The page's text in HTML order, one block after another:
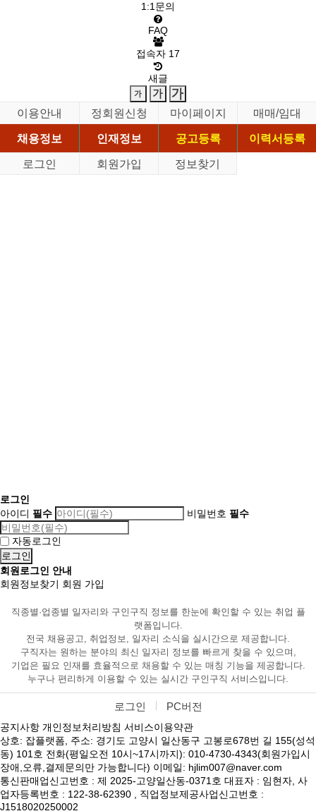
1:1문의
FAQ
접속자 17
새글
이용안내 정회원신청 마이페이지
매매/임대
채용정보
인재정보 공고등록
이력서등록
로그인
회원가입 정보찾기
로그인
아이디 필수 비밀번호 필수
자동로그인
회원로그인 안내
회원정보찾기 회원 가입
직종별·업종별 일자리와 구인구직 정보를 한눈에 확인할 수 있는 취업 플
랫폼입니다.
전국 채용공고, 취업정보, 일자리 소식을 실시간으로 제공합니다.
구직자는 원하는 분야의 최신 일자리 정보를 빠르게 찾을 수 있으며,
기업은 필요 인재를 효율적으로 채용할 수 있는 매칭 기능을 제공합니다.
누구나 편리하게 이용할 수 있는 실시간 구인구직 서비스입니다.
로그인 PC버전
공지사항 개인정보처리방침 서비스이용약관
상호: 잡플랫폼, 주소: 경기도 고양시 일산동구 고봉로678번 길 155(성석
동) 101호 전화(평일오전 10시~17시까지): 010-4730-4343(회원가입시
장애,오류,결제문의만 가능합니다) 이메일: hjlim007@naver.com
통신판매업신고번호 : 제 2025-고양일산동-0371호 대표자 : 임현자, 사
업자등록번호 : 122-38-62390 , 직업정보제공사업신고번호 :
J1518020250002